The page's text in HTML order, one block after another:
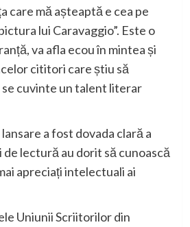
care mă așteaptă e cea pe
lui Caravaggio”. Este o
va afla ecou în mintea și
cititori care știu să
se cuvinte un talent literar
a fost dovada clară a
lectură au dorit să cunoască
apreciați intelectuali ai
Uniunii Scriitorilor din